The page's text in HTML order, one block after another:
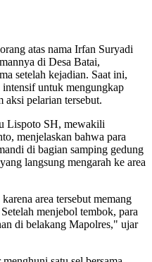
atas nama Irfan Suryadi
di Desa Batai,
setelah kejadian. Saat ini,
untuk mengungkap
aksi pelarian tersebut.
Lispoto SH, mewakili
menjelaskan bahwa para
di bagian samping gedung
langsung mengarah ke area
area tersebut memang
menjebol tembok, para
di belakang Mapolres," ujar